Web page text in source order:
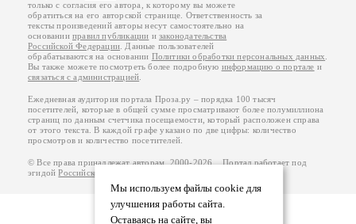
Мы используем файлы cookie для
улучшения работы сайта.
Оставаясь на сайте, вы
только с согласия его автора, к которому вы можете
обратиться на его авторской странице. Ответственность за
тексты произведений авторы несут самостоятельно на
основанииправил публикации изаконодательства
Российской Федерации . Данные пользователей
обрабатываются на основании Политики обработки персональных данных
Вы также можете посмотреть более подробную информацию о портале и
связаться с администрацией
Ежедневная аудитория портала Проза.ру – порядка 100 тысяч
посетителей, которые в общей сумме просматривают более полумиллиона
страниц по данным счетчика посещаемости, который расположен справа
от этого текста. В каждой графе указано по две цифры: количество
просмотров и количество посетителей.
© Все права принадлежат авторам, 2000-2026. Портал работает под
эгидойРоссийского союза писателей